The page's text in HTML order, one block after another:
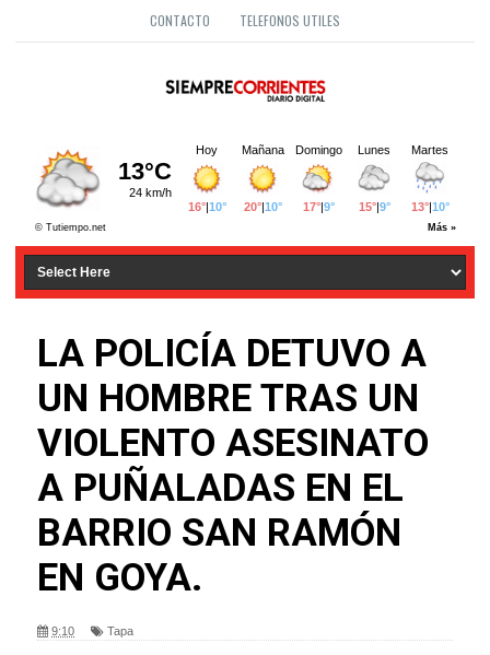
CONTACTO TELEFONOS UTILES
LA POLICÍA DETUVO A
UN HOMBRE TRAS UN
VIOLENTO ASESINATO
A PUÑALADAS EN EL
BARRIO SAN RAMÓN
EN GOYA.
9:10 Tapa